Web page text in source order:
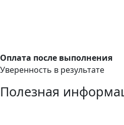
Оплата после выполнения
Уверенность в результате
Полезная